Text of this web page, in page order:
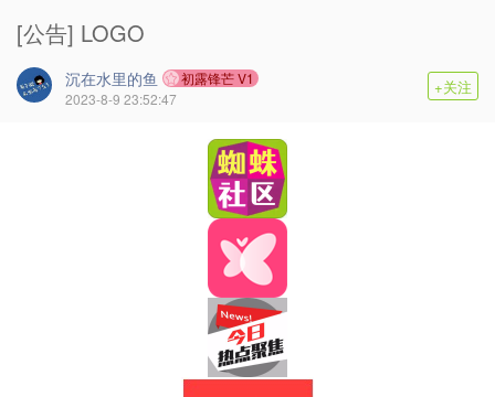
[公告] LOGO
沉在水里的鱼
初露锋芒 V1
2023-8-9 23:52:47
+关注